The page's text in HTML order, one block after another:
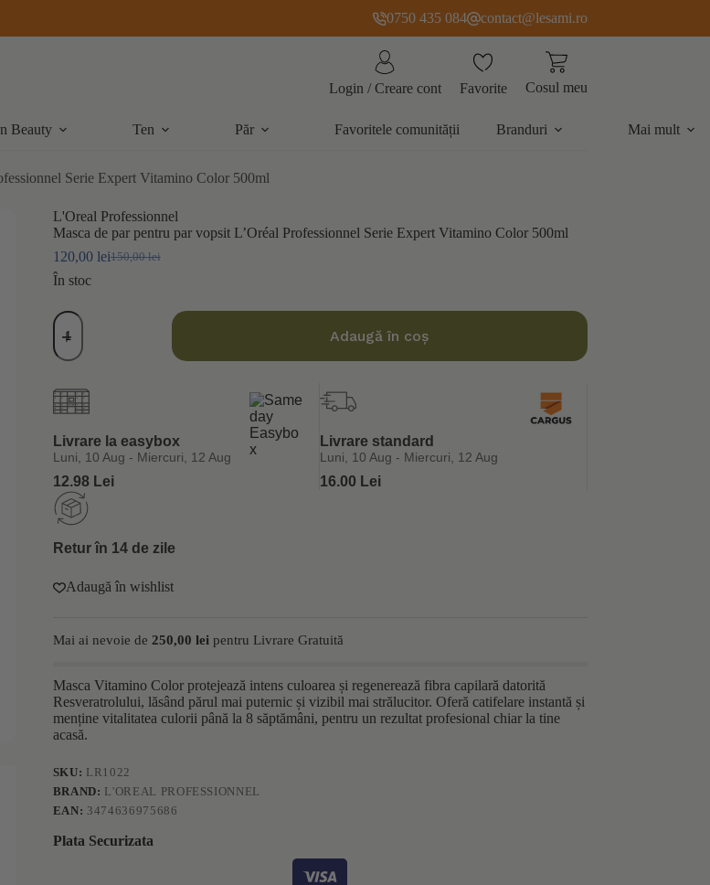
0750 435 084 contact@lesami.ro
Login / Creare cont Favorite Cosul meu
Beauty Ten Păr Favoritele comunității Branduri Mai mult
Serie Expert Vitamino Color 500ml
L'Oreal Professionnel
Masca de par pentru par vopsit L’Oréal Professionnel Serie Expert Vitamino Color 500ml
150,00lei
Prețul
120,00 leiPrețul
În stoc
Cantitate
Masca
de
par
par
vopsit
Professionnel
Serie
Expert
Vitamino
Color
500ml
Adaugă în coș
Livrare la easybox
Luni, 10 Aug - Miercuri, 12 Aug
12.98 Lei
Livrare standard
Luni, 10 Aug - Miercuri, 12 Aug
16.00 Lei
Retur în 14 de zile
Adaugă în wishlist
Mai ai nevoie de 250,00 leipentru Livrare Gratuită
Masca Vitamino Color protejează intens culoarea și regenerează fibra capilară datorită
Resveratrolului, lăsând părul mai puternic și vizibil mai strălucitor. Oferă catifelare instantă și
menține vitalitatea culorii până la 8 săptămâni, pentru un rezultat profesional chiar la tine
acasă.
SKU: LR1022
BRAND: L'OREAL PROFESSIONNEL
EAN: 3474636975686
Plata Securizata